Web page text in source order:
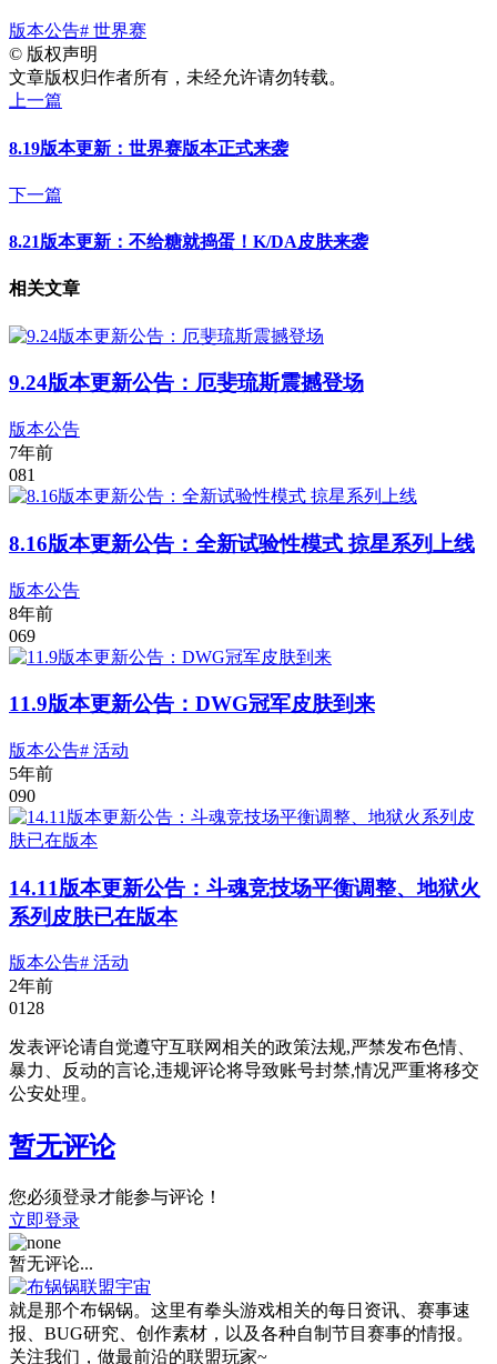
版本公告# 世界赛
© 版权声明
文章版权归作者所有，未经允许请勿转载。
上一篇
8.19版本更新：世界赛版本正式来袭
下一篇
8.21版本更新：不给糖就捣蛋！K/DA皮肤来袭
相关文章
9.24版本更新公告：厄斐琉斯震撼登场
版本公告
7年前
081
8.16版本更新公告：全新试验性模式 掠星系列上线
版本公告
8年前
069
11.9版本更新公告：DWG冠军皮肤到来
版本公告# 活动
5年前
090
14.11版本更新公告：斗魂竞技场平衡调整、地狱火
系列皮肤已在版本
版本公告# 活动
2年前
0128
发表评论请自觉遵守互联网相关的政策法规,严禁发布色情、
暴力、反动的言论,违规评论将导致账号封禁,情况严重将移交
公安处理。
暂无评论
您必须登录才能参与评论！
立即登录
暂无评论...
就是那个布锅锅。这里有拳头游戏相关的每日资讯、赛事速
报、BUG研究、创作素材，以及各种自制节目赛事的情报。
关注我们，做最前沿的联盟玩家~